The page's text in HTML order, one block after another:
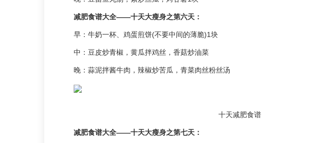
减肥食谱大全——十天大瘦身之第六天：
早：牛奶一杯、鸡蛋煎饼(不要中间的薄脆)1块
中：豆皮炒青椒，黄瓜拌鸡丝，香菇炒油菜
晚：蒜泥拌酱牛肉，辣椒炒苦瓜，青菜肉丝粉丝汤
十天减肥食谱
减肥食谱大全——十天大瘦身之第七天：